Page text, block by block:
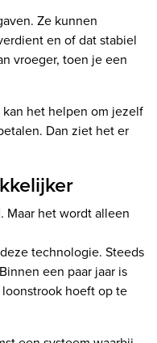
Ze kunnen
en of dat stabiel
vroeger, toen je een
het helpen om jezelf
Dan ziet het er
Maar het wordt alleen
technologie. Steeds
een paar jaar is
hoeft op te